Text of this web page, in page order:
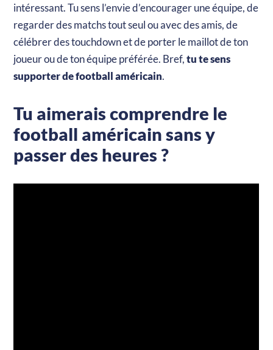
intéressant. Tu sens l’envie d’encourager une équipe, de
regarder des matchs tout seul ou avec des amis, de
célébrer des touchdown et de porter le maillot de ton
joueur ou de ton équipe préférée. Bref,tu te sens
supporter de football américain.
Tu aimerais comprendre le
football américain sans y
passer des heures ?